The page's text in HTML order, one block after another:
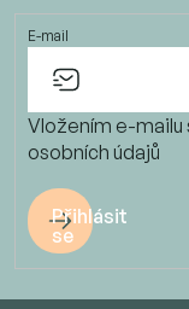
E-mail
Vložením e-mailu
osobních údajů
Přihlásit
se